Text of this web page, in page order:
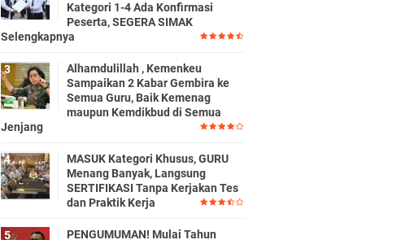
Kategori 1-4 Ada Konfirmasi
Peserta, SEGERA SIMAK
Selengkapnya
Alhamdulillah , Kemenkeu
Sampaikan 2 Kabar Gembira ke
Semua Guru, Baik Kemenag
maupun Kemdikbud di Semua
Jenjang
MASUK Kategori Khusus, GURU
Menang Banyak, Langsung
SERTIFIKASI Tanpa Kerjakan Tes
dan Praktik Kerja
PENGUMUMAN! Mulai Tahun